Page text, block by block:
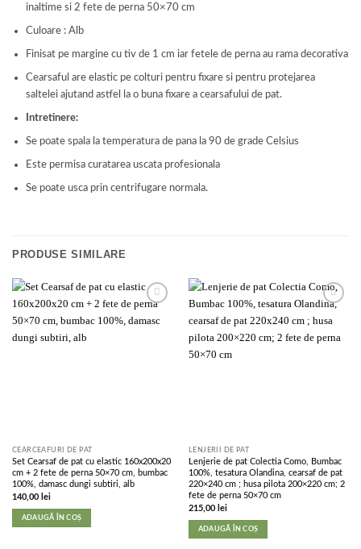
inaltime si 2 fete de perna 50×70 cm
Culoare : Alb
Finisat pe margine cu tiv de 1 cm iar fetele de perna au rama decorativa
Cearsaful are elastic pe colturi pentru fixare si pentru protejarea
saltelei ajutand astfel la o buna fixare a cearsafului de pat.
Intretinere:
Se poate spala la temperatura de pana la 90 de grade Celsius
Este permisa curatarea uscata profesionala
Se poate usca prin centrifugare normala.
PRODUSE SIMILARE
wishlist
CEARCEAFURI DE PAT
Set Cearsaf de pat cu elastic 160x200x20
cm + 2 fete de perna 50×70 cm, bumbac
100%, damasc dungi subtiri, alb
140,00 lei
ADAUGĂ ÎN COȘ
wishlist
LENJERII DE PAT
Lenjerie de pat Colectia Como, Bumbac
100%, tesatura Olandina, cearsaf de pat
220×240 cm ; husa pilota 200×220 cm; 2
fete de perna 50×70 cm
215,00 lei
ADAUGĂ ÎN COȘ